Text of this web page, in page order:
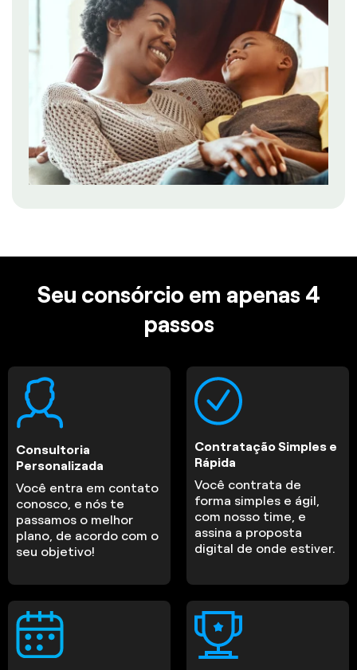
Seu consórcio em apenas 4
passos
Consultoria
Personalizada
Você entra em contato
conosco, e nós te
passamos o melhor
plano, de acordo com o
seu objetivo!
Contratação Simples e
Rápida
Você contrata de
forma simples e ágil,
com nosso time, e
assina a proposta
digital de onde estiver.